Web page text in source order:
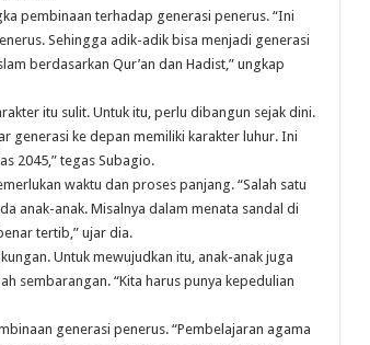
pembinaan terhadap generasi penerus. “Ini
Sehingga adik-adik bisa menjadi generasi
berdasarkan Qur’an dan Hadist,” ungkap
itu sulit. Untuk itu, perlu dibangun sejak dini.
generasi ke depan memiliki karakter luhur. Ini
2045,” tegas Subagio.
waktu dan proses panjang. “Salah satu
anak-anak. Misalnya dalam menata sandal di
tertib,” ujar dia.
Untuk mewujudkan itu, anak-anak juga
sembarangan. “Kita harus punya kepedulian
generasi penerus. “Pembelajaran agama